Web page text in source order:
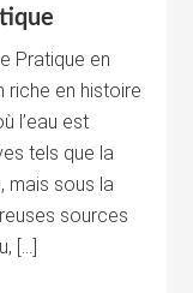
Pratique en
riche en histoire
l’eau est
tels que la
mais sous la
sources
[…]